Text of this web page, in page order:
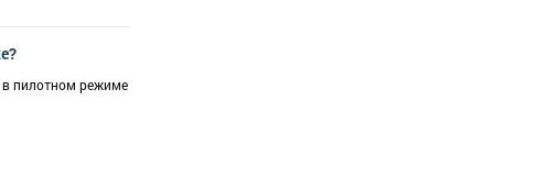
в пилотном режиме